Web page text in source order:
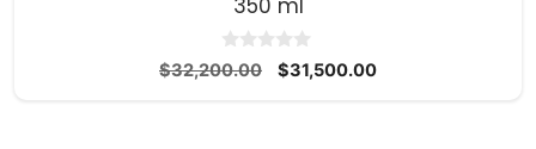
0
d
$32,200.00
El
$31,500.00El